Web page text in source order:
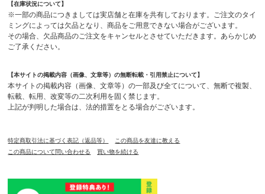
【在庫状況について】
※一部の商品につきましては実店舗と在庫を共有しております。ご注文のタイ
ミングによっては欠品となり、商品をご用意できない場合がございます。
その場合、欠品商品のご注文をキャンセルとさせていただきます。あらかじめ
ご了承ください。
【本サイトの掲載内容（画像、文章等）の無断転載・引用禁止について】
本サイトの掲載内容（画像、文章等）の一部及び全てについて、無断で複製、
転載、転用、改変等の二次利用を固く禁じます。
上記が判明した場合は、法的措置をとる場合がございます。
特定商取引法に基づく表記（返品等）
この商品を友達に教える
この商品について問い合わせる
買い物を続ける